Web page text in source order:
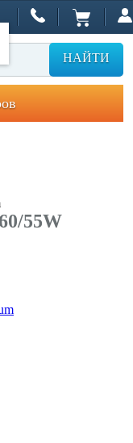
НАЙТИ
55W